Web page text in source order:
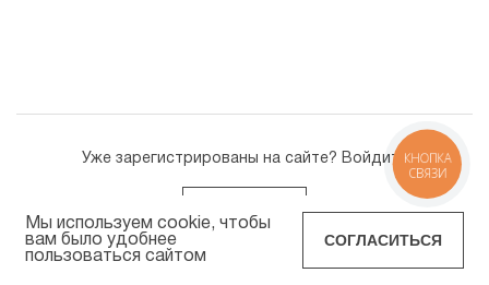
Уже зарегистрированы на сайте? Войдите
ВОЙТИ
Мы используем cookie, чтобы
вам было удобнее
пользоваться сайтом
СОГЛАСИТЬСЯ
КНОПКА
СВЯЗИ